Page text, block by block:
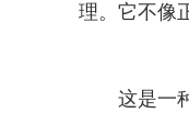
理。它不像
这是一